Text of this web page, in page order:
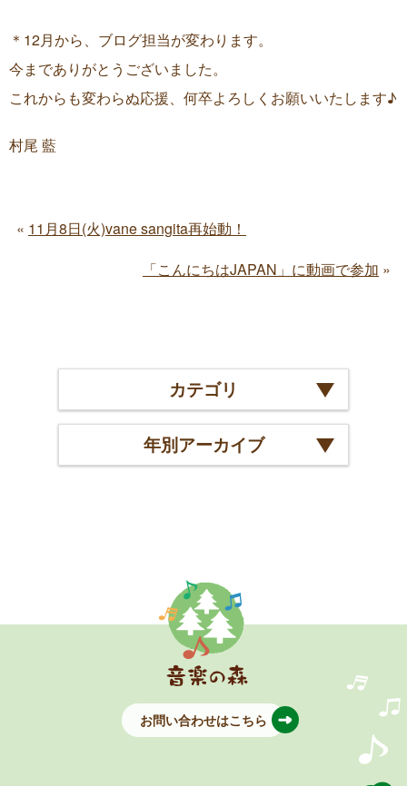
カテゴリ
年別アーカイブ
＊12月から、ブログ担当が変わります。
今までありがとうございました。
これからも変わらぬ応援、何卒よろしくお願いいたします♪
村尾 藍
11月8日(火)vane sangita再始動！
「こんにちはJAPAN」に動画で参加
お問い合わせはこちら